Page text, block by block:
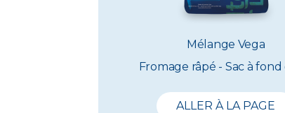
Mélange Vega
Fromage râpé - Sac à fond
ALLER À LA PAGE